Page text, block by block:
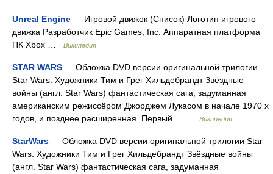
Unreal Engine — Игровой движок (Список) Логотип игрового
движка Разработчик Epic Games, Inc. Аппаратная платформа
ПК Xbox …
Википедия
STAR WARS — Обложка DVD версии оригинальной трилогии
Star Wars. Художники Тим и Грег Хильдебрандт Звёздные
войны (англ. Star Wars) фантастическая сага, задуманная
американским режиссёром Джорджем Лукасом в начале 1970 х
годов, и позднее расширенная. Первый… …
Википедия
StarWars — Обложка DVD версии оригинальной трилогии Star
Wars. Художники Тим и Грег Хильдебрандт Звёздные войны
(англ. Star Wars) фантастическая сага, задуманная